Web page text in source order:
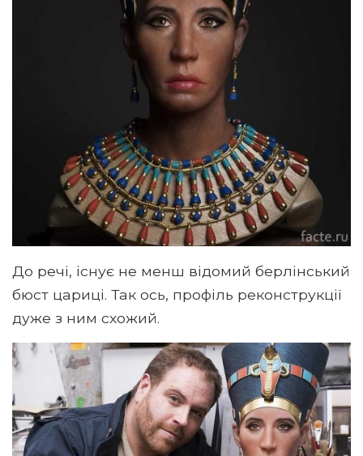
До речі, існує не менш відомий берлінський
бюст цариці. Так ось, профіль реконструкції
дуже з ним схожий.